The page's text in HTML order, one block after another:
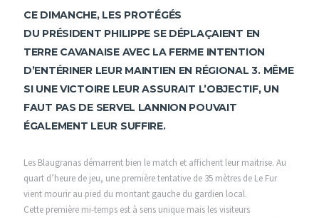
CE DIMANCHE, LES PROTÉGÉS
DU PRÉSIDENT PHILIPPE SE DÉPLAÇAIENT EN
TERRE CAVANAISE AVEC LA FERME INTENTION
D’ENTÉRINER LEUR MAINTIEN EN RÉGIONAL 3. MÊME
SI UNE VICTOIRE LEUR ASSURAIT L’OBJECTIF, UN
FAUT PAS DE SERVEL LANNION POUVAIT
ÉGALEMENT LEUR SUFFIRE.
Les Blaugranas démarrent bien le match et affichent leur maitrise. Au
quart d’heure de jeu, une première tentative de 35 mètres de Le Fur
vient mourir au pied du montant gauche du gardien local.
Cette première mi-temps est à sens unique mais les visiteurs